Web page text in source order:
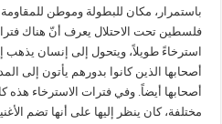
باستمرار، مكان للبطولة وموطن
فلسطين تحت الاحتلال يعرف أنّ هناك
استرخاءً طويلاً، ويتحول إلى إنسان يذهب
أصحابها الذين كانوا بدورهم يأتون إلى
أصحابها أيضاً. وفي فترات الاسترخاء هذه
مختلفة، كان ينظر إليها على أنها تضم